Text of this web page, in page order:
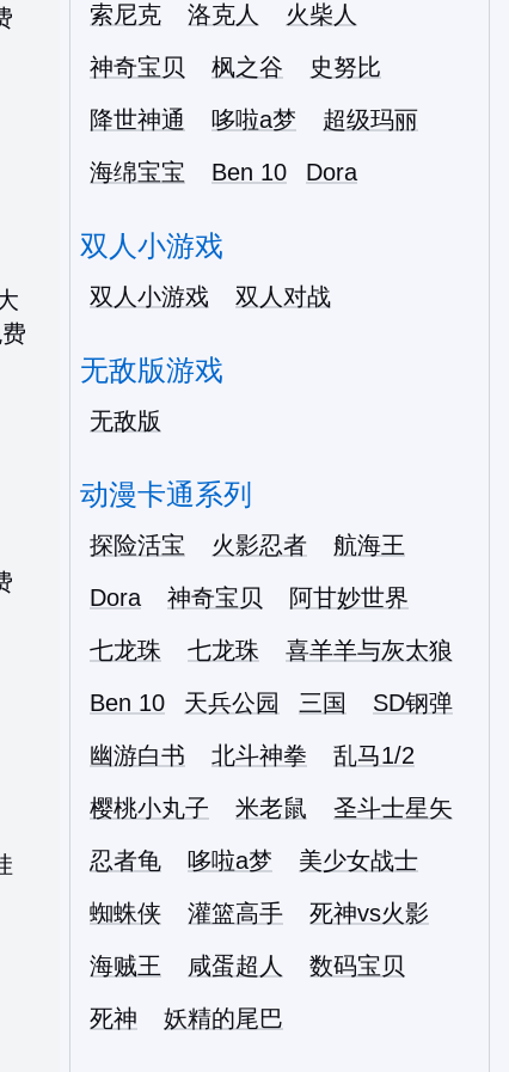
索尼克
洛克人
火柴人
神奇宝贝
枫之谷
史努比
降世神通
哆啦a梦
超级玛丽
海绵宝宝
Ben 10 Dora
双人小游戏
双人小游戏 双人对战
无敌版游戏
无敌版
动漫卡通系列
探险活宝 火影忍者
航海王
Dora
神奇宝贝
阿甘妙世界
七龙珠
七龙珠
喜羊羊与灰太狼
Ben 10
天兵公园 三国
SD钢弹
幽游白书
北斗神拳
乱马1/2
樱桃小丸子
米老鼠
圣斗士星矢
忍者龟
哆啦a梦
美少女战士
蜘蛛侠
灌篮高手
死神vs火影
海贼王
咸蛋超人
数码宝贝
死神
妖精的尾巴